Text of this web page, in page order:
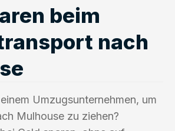
beim
nach
Umzugsunternehmen, um
Mulhouse zu ziehen?